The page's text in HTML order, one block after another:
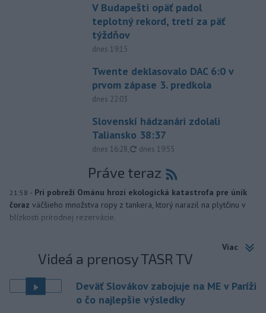
V Budapešti opäť padol
teplotný rekord, tretí za päť
týždňov
dnes 19:15
Twente deklasovalo DAC 6:0 v
prvom zápase 3. predkola
dnes 22:03
Slovenskí hádzanári zdolali
Taliansko 38:37
dnes 16:28, aktualizované
dnes 19:55
Práve teraz
21:58 - Pri pobreží Ománu hrozí ekologická katastrofa pre únik
čoraz väčšieho množstva ropy z tankera, ktorý narazil na plytčinu v
blízkosti prírodnej rezervácie.
Viac
Videá a prenosy TASR TV
Deväť Slovákov zabojuje na ME v Paríži
o čo najlepšie výsledky